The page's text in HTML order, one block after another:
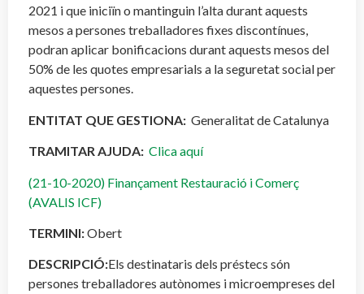
2021 i que iniciïn o mantinguin l’alta durant aquests
mesos a persones treballadores fixes discontínues,
podran aplicar bonificacions durant aquests mesos del
50% de les quotes empresarials a la seguretat social per
aquestes persones.
ENTITAT QUE GESTIONA: Generalitat de Catalunya
TRAMITAR AJUDA: Clica aquí
(21-10-2020) Finançament Restauració i Comerç
(AVALIS ICF)
TERMINI:Obert
DESCRIPCIÓ:Els destinataris dels préstecs són
persones treballadores autònomes i microempreses del